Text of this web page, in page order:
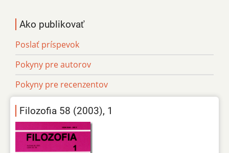
Ako publikovať
Poslať príspevok
Pokyny pre autorov
Pokyny pre recenzentov
Filozofia 58 (2003), 1